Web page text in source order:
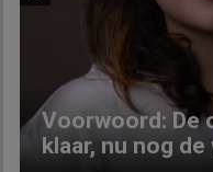
Voorwoord: De
klaar, nu nog de